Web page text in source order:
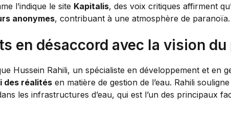
l’indique le site Kapitalis, des voix critiques affirment
anonymes, contribuant à une atmosphère de paranoïa.
en désaccord avec la vision
Hussein Rahili, un spécialiste en développement et en
des réalités en matière de gestion de l’eau. Rahili
les infrastructures d’eau, qui est l’un des principaux